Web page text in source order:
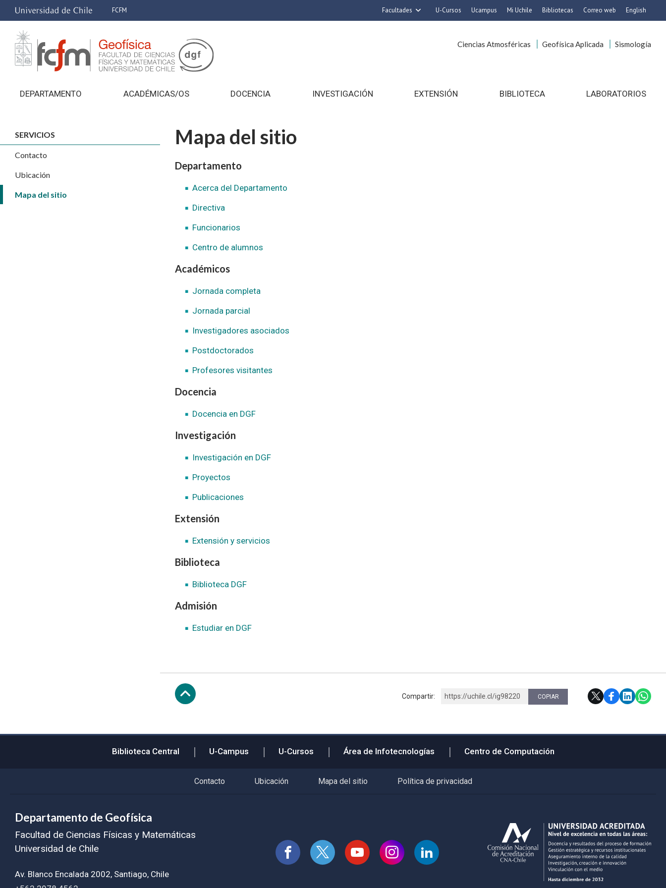
FCFM Facultades
Cs. Agronómicas
Cs. Veterinarias y Pecuarias
Comunicación e Imagen
U-Cursos Ucampus Mi Uchile Bibliotecas Correo web English
Ciencias Atmosféricas Geofísica Aplicada Sismología
DEPARTAMENTO ACADÉMICAS/OS DOCENCIA INVESTIGACIÓN EXTENSIÓN BIBLIOTECA LABORATORIOS
SERVICIOS
Contacto
Ubicación
Mapa del sitio
Mapa del sitio
Departamento
Acerca del Departamento
Directiva
Funcionarios
Centro de alumnos
Académicos
Jornada completa
Jornada parcial
Investigadores asociados
Postdoctorados
Profesores visitantes
Docencia
Docencia en DGF
Investigación
Investigación en DGF
Proyectos
Publicaciones
Extensión
Extensión y servicios
Biblioteca
Biblioteca DGF
Admisión
Estudiar en DGF
Compartir: https://uchile.cl/ig98220 COPIAR
Biblioteca Central U-Campus U-Cursos Área de Infotecnologías Centro de Computación
Contacto Ubicación Mapa del sitio Política de privacidad
Departamento de Geofísica
Facultad de Ciencias Físicas y Matemáticas
Universidad de Chile
Av. Blanco Encalada 2002, Santiago, Chile